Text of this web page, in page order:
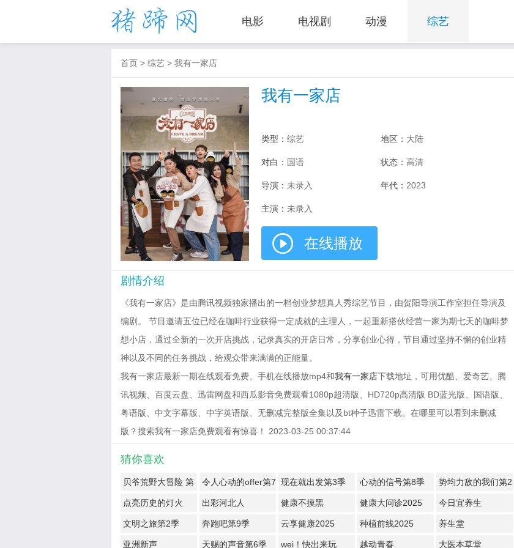
电影 电视剧 动漫 综艺
首页 > 综艺 > 我有一家店
我有一家店
类型： 综艺 地区： 大陆
对白： 国语 状态： 高清
导演： 未录入 年代： 2023
主演： 未录入
在线播放
剧情介绍
《我有一家店》是由腾讯视频独家播出的一档创业梦想真人秀综艺节目，由贺阳导演工作室担任导演及
编剧。 节目邀请五位已经在咖啡行业获得一定成就的主理人，一起重新搭伙经营一家为期七天的咖啡梦
想小店，通过全新的一次开店挑战，记录真实的开店日常，分享创业心得，节目通过坚持不懈的创业精
神以及不同的任务挑战，给观众带来满满的正能量。
我有一家店最新一期在线观看免费、手机在线播放mp4和我有一家店下载地址，可用优酷、爱奇艺、腾
讯视频、百度云盘、迅雷网盘和西瓜影音免费观看1080p超清版、HD720p高清版 BD蓝光版、国语版、
粤语版、中文字幕版、中字英语版、无删减完整版全集以及bt种子迅雷下载。在哪里可以看到未删减
版？搜索我有一家店免费观看有惊喜！ 2023-03-25 00:37:44
猜你喜欢
贝爷荒野大冒险 第
一季
令人心动的offer第7
季
现在就出发第3季 心动的信号第8季
势均力敌的我们第2
季
点亮历史的灯火 出彩河北人 健康不摸黑 健康大问诊2025 今日宜养生
文明之旅第2季 奔跑吧第9季 云享健康2025 种植前线2025 养生堂
亚洲新声 天赐的声音第6季 wei！快出来玩 越动青春 大医本草堂